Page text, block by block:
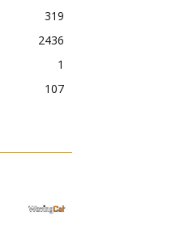
319
2436
1
107